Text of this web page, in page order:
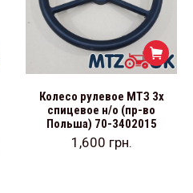
Колесо рулевое МТЗ 3х
спицевое н/о (пр-во
Польша) 70-3402015
1,600 грн.